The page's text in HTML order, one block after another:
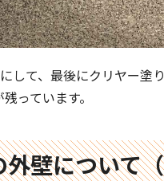
して、最後にクリヤー塗
っています。
壁について